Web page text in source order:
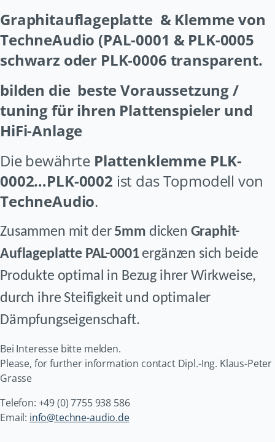
Graphitauflageplatte & Klemme von
TechneAudio (PAL-0001 & PLK-0005
schwarz oder PLK-0006 transparent.
bilden die beste Voraussetzung /
tuning für ihren Plattenspieler und
HiFi-Anlage
Die bewährte Plattenklemme PLK-
0002…PLK-0002 ist das Topmodell von
TechneAudio.
Zusammen mit der 5mm dicken Graphit-
Auflageplatte PAL-0001ergänzen sich beide
Produkte optimal in Bezug ihrer Wirkweise,
durch ihre Steifigkeit und optimaler
Dämpfungseigenschaft.
Bei Interesse bitte melden.
Please, for further information contact Dipl.-Ing. Klaus-Peter
Grasse
Telefon: +49 (0) 7755 938 586
Email: info@techne-audio.de